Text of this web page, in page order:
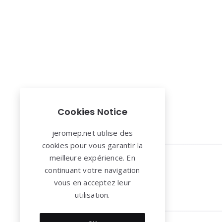
des
publications
Widgets
Cookies Notice
jeromep.net utilise des
cookies pour vous garantir la
meilleure expérience. En
continuant votre navigation
vous en acceptez leur
utilisation.